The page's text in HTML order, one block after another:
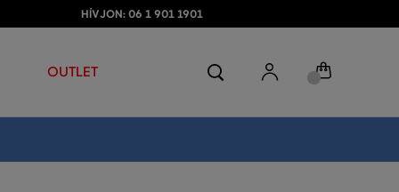
HÍVJON: 06 1 901 1901
OUTLET